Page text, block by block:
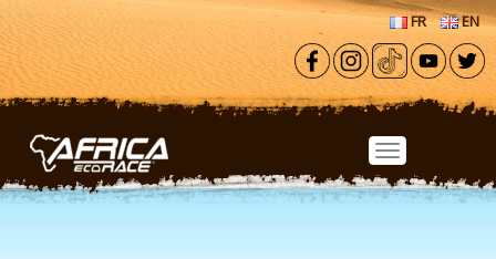
Aller au contenu principal
FR EN